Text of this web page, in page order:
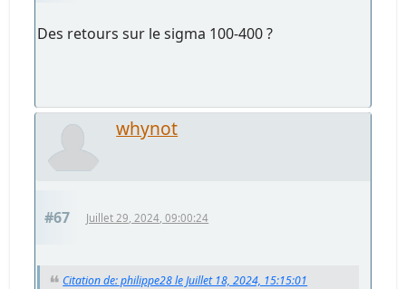
Des retours sur le sigma 100-400 ?
whynot
#67 Juillet 29, 2024, 09:00:24
Citation de: philippe28 le Juillet 18, 2024, 15:15:01